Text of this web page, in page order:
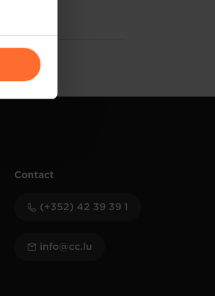
Contact
(+352) 42 39 39 1
info@cc.lu